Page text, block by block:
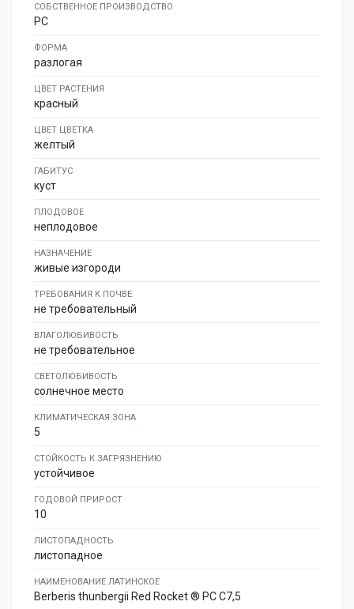
СОБСТВЕННОЕ ПРОИЗВОДСТВО
PC
ФОРМА
разлогая
ЦВЕТ РАСТЕНИЯ
красный
ЦВЕТ ЦВЕТКА
желтый
ГАБИТУС
куст
ПЛОДОВОЕ
неплодовое
НАЗНАЧЕНИЕ
живые изгороди
ТРЕБОВАНИЯ К ПОЧВЕ
не требовательный
ВЛАГОЛЮБИВОСТЬ
не требовательное
СВЕТОЛЮБИВОСТЬ
солнечное место
КЛИМАТИЧЕСКАЯ ЗОНА
5
СТОЙКОСТЬ К ЗАГРЯЗНЕНИЮ
устойчивое
ГОДОВОЙ ПРИРОСТ
10
ЛИСТОПАДНОСТЬ
листопадное
НАИМЕНОВАНИЕ ЛАТИНСКОЕ
Berberis thunbergii Red Rocket ® PC C7,5